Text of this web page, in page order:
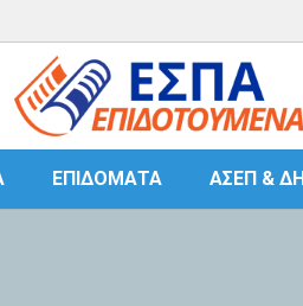
ΕΠΙΔΌΜΑΤΑ ΑΣΕΠ &